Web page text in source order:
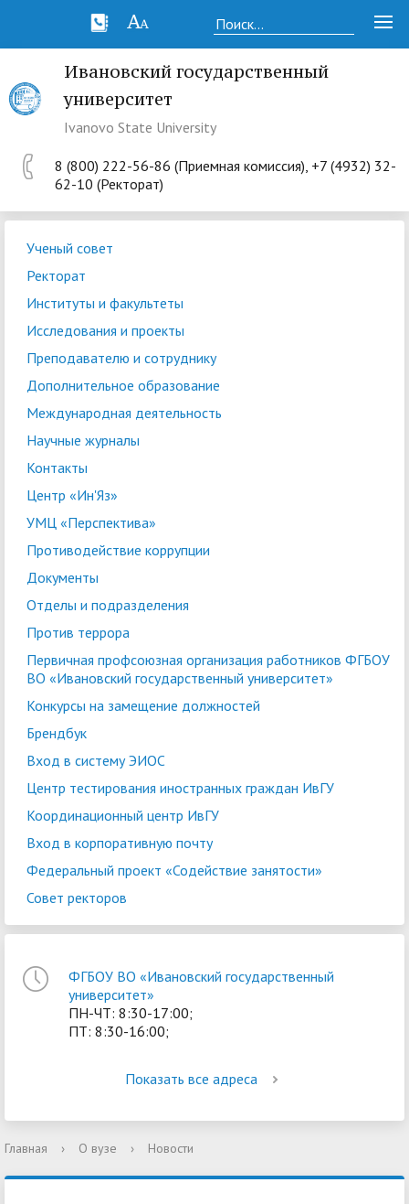
Ивановский государственный
университет
Ivanovo State University
8 (800) 222-56-86 (Приемная комиссия), +7 (4932) 32-
62-10 (Ректорат)
Ученый совет
Ректорат
Институты и факультеты
Исследования и проекты
Преподавателю и сотруднику
Дополнительное образование
Международная деятельность
Научные журналы
Контакты
Центр «Ин'Яз»
УМЦ «Перспектива»
Противодействие коррупции
Документы
Отделы и подразделения
Против террора
Первичная профсоюзная организация работников ФГБОУ
ВО «Ивановский государственный университет»
Конкурсы на замещение должностей
Брендбук
Вход в систему ЭИОС
Центр тестирования иностранных граждан ИвГУ
Координационный центр ИвГУ
Вход в корпоративную почту
Федеральный проект «Содействие занятости»
Совет ректоров
ФГБОУ ВО «Ивановский государственный
университет»
ПН-ЧТ: 8:30-17:00;
ПТ: 8:30-16:00;
Показать все адреса
Главная › О вузе › Новости